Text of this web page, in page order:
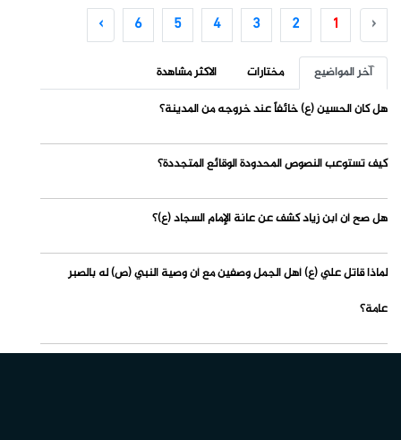
‹
1
2
3
4
5
6
›
آخر المواضيع مختارات
الاكثر مشاهدة
هل كان الحسين (ع) خائفاً عند خروجه من المدينة؟
كيف تستوعب النصوص المحدودة الوقائع المتجددة؟
هل صح أن ابن زياد كشف عن عانة الإمام السجاد (ع)؟
لماذا قاتل علي (ع) أهل الجمل وصفين مع أن وصية النبي (ص) له بالصبر
عامة؟